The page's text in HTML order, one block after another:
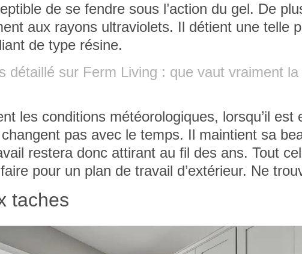
de se fendre sous l’action du gel. De
aux rayons ultraviolets. Il détient une telle
de type résine.
détaillé sur Ferm Living : que vaut vraiment
les conditions météorologiques, lorsqu’il est
pas avec le temps. Il maintient sa
restera donc attirant au fil des ans. Tout
pour un plan de travail d’extérieur. Ne
taches